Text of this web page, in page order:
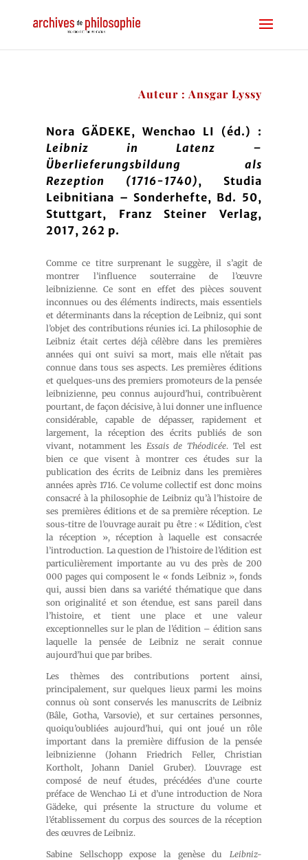
Auteur : Ansgar Lyssy
Nora GÄDEKE, Wenchao LI (éd.) :
Leibniz in Latenz –
Überlieferungsbildung als
Rezeption (1716-1740), Studia
Leibnitiana – Sonderhefte, Bd. 50,
Stuttgart, Franz Steiner Verlag,
2017, 262 p.
Comme ce titre surprenant le suggère, il s’agit de
montrer l’influence souterraine de l’œuvre
leibnizienne. Ce sont en effet des pièces souvent
inconnues ou des éléments indirects, mais essentiels
et déterminants dans la réception de Leibniz, qui sont
l’objet des contributions réunies ici. La philosophie de
Leibniz était certes déjà célèbre dans les premières
années qui ont suivi sa mort, mais elle n’était pas
connue dans tous ses aspects. Les premières éditions
et quelques-uns des premiers promoteurs de la pensée
leibnizienne, peu connus aujourd’hui, contribuèrent
pourtant, de façon décisive, à lui donner une influence
considérable, capable de dépasser, rapidement et
largement, la réception des écrits publiés de son
vivant, notamment les Essais de Théodicée. Tel est
bien ce que visent à montrer ces études sur la
publication des écrits de Leibniz dans les premières
années après 1716. Ce volume collectif est donc moins
consacré à la philosophie de Leibniz qu’à l’histoire de
ses premières éditions et de sa première réception. Le
sous-titre de l’ouvrage aurait pu être : « L’édition, c’est
la réception », réception à laquelle est consacrée
l’introduction. La question de l’histoire de l’édition est
particulièrement importante au vu des près de 200
000 pages qui composent le « fonds Leibniz », fonds
qui, aussi bien dans sa variété thématique que dans
son originalité et son étendue, est sans pareil dans
l’histoire, et tient une place et une valeur
exceptionnelles sur le plan de l’édition – édition sans
laquelle la pensée de Leibniz ne serait connue
aujourd’hui que par bribes.
Les thèmes des contributions portent ainsi,
principalement, sur quelques lieux parmi les moins
connus où sont conservés les manuscrits de Leibniz
(Bâle, Gotha, Varsovie), et sur certaines personnes,
quoiqu’oubliées aujourd’hui, qui ont joué un rôle
important dans la première diffusion de la pensée
leibnizienne (Johann Friedrich Feller, Christian
Kortholt, Johann Daniel Gruber). L’ouvrage est
composé de neuf études, précédées d’une courte
préface de Wenchao Li et d’une introduction de Nora
Gädeke, qui présente la structure du volume et
l’établissement du corpus des sources de la réception
des œuvres de Leibniz.
Sabine Sellschopp expose la genèse du Leibniz-